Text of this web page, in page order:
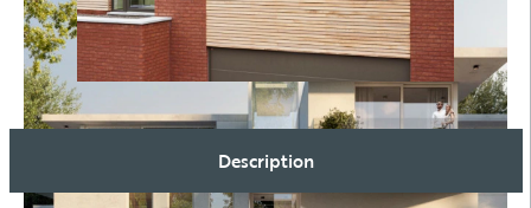
Description